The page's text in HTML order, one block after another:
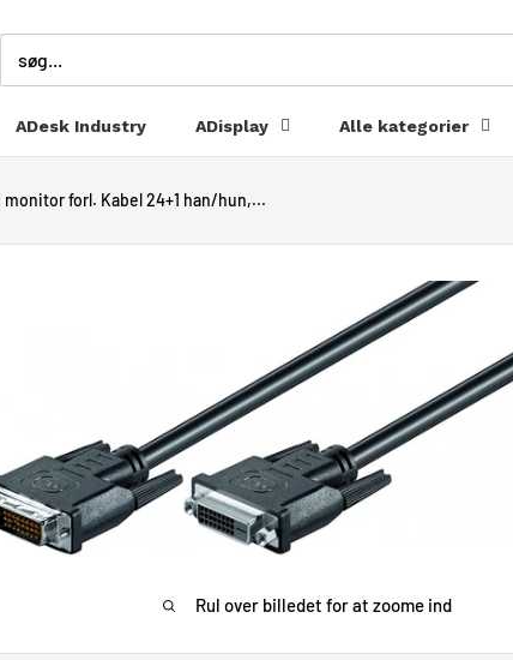
ADesk Industry ADisplay Alle kategorier
monitor forl. Kabel 24+1 han/hun,...
Rul over billedet for at zoome ind